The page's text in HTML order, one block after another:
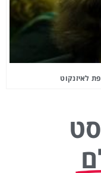
לאיזנקוט